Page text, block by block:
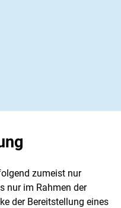
zumeist nur
nur im Rahmen der
der Bereitstellung eines